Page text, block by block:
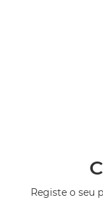
Registe o seu